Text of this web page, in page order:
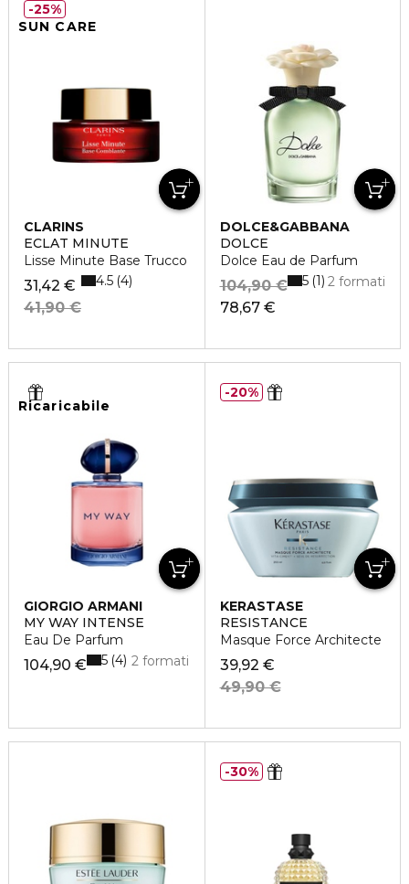
SUN CARE
CLARINS
ECLAT MINUTE
Lisse Minute Base Trucco
31,42 €
41,90 €
4.5 4
25%
DOLCE&GABBANA
DOLCE
Dolce Eau de Parfum
78,67 €
104,90 € 2 formati
5 1
Ricaricabile
GIORGIO ARMANI
MY WAY INTENSE
Eau De Parfum
104,90 € 2 formati
5 4
KERASTASE
RESISTANCE
Masque Force Architecte
39,92 €
49,90 €
20%
30%